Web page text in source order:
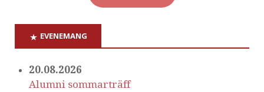
EVENEMANG
20.08.2026
Alumni sommarträff